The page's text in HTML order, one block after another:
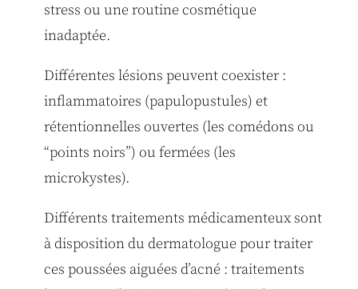
stress ou une routine cosmétique
inadaptée.
Différentes lésions peuvent coexister :
inflammatoires (papulopustules) et
rétentionnelles ouvertes (les comédons ou
“points noirs”) ou fermées (les
microkystes).
Différents traitements médicamenteux sont
à disposition du dermatologue pour traiter
ces poussées aiguées d’acné : traitements